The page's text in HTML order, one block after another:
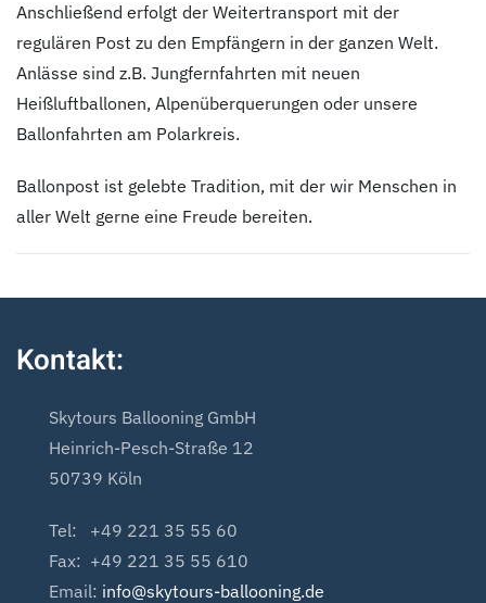
Anschließend erfolgt der Weitertransport mit der
regulären Post zu den Empfängern in der ganzen Welt.
Anlässe sind z.B. Jungfernfahrten mit neuen
Heißluftballonen, Alpenüberquerungen oder unsere
Ballonfahrten am Polarkreis.
Ballonpost ist gelebte Tradition, mit der wir Menschen in
aller Welt gerne eine Freude bereiten.
Kontakt:
Skytours Ballooning GmbH
Heinrich-Pesch-Straße 12
50739 Köln
Tel: +49 221 35 55 60
Fax: +49 221 35 55 610
Email: info@skytours-ballooning.de